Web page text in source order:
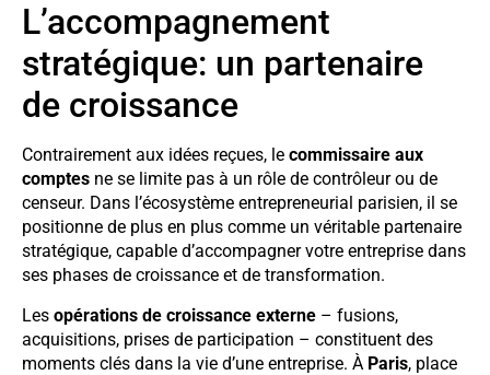
L’accompagnement
stratégique: un partenaire
de croissance
Contrairement aux idées reçues, le commissaire aux
comptes ne se limite pas à un rôle de contrôleur ou de
censeur. Dans l’écosystème entrepreneurial parisien, il se
positionne de plus en plus comme un véritable partenaire
stratégique, capable d’accompagner votre entreprise dans
ses phases de croissance et de transformation.
Les opérations de croissance externe – fusions,
acquisitions, prises de participation – constituent des
moments clés dans la vie d’une entreprise. À Paris, place